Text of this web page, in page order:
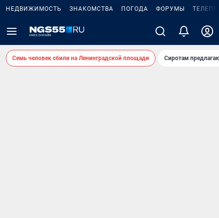
НЕДВИЖИМОСТЬ ЗНАКОМСТВА ПОГОДА ФОРУМЫ
Семь человек сбили на Ленинградской площади Сиротам